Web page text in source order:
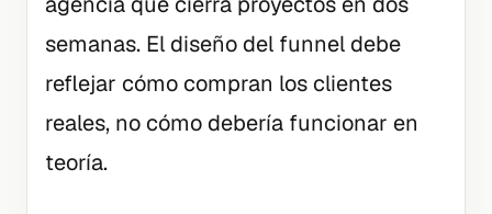
semanas. El diseño del funnel debe
reflejar cómo compran los clientes
reales, no cómo debería funcionar en
teoría.